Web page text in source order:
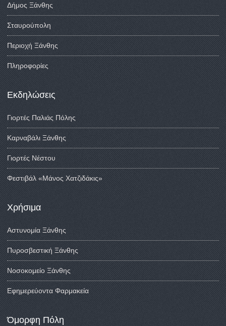
Δήμος Ξάνθης
Σταυρούπολη
Περιοχή Ξάνθης
Πληροφορίες
Εκδηλώσεις
Γιορτές Παλιάς Πόλης
Καρναβάλι Ξάνθης
Γιορτές Νέστου
Φεστιβάλ «Μάνος Χατζιδάκις»
Χρήσιμα
Αστυνομία Ξάνθης
Πυροσβεστική Ξάνθης
Νοσοκομείο Ξάνθης
Εφημερεύοντα Φαρμακεία
Όμορφη Πόλη